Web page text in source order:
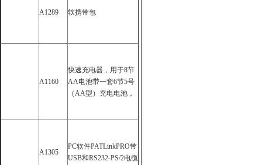
A1289 软携带包
A1160
快速充电器，用于8节
AA电池带一套6节5号
（AA型）充电电池，
A1305
PC软件PATLinkPRO带
USB和RS232-PS/2电缆